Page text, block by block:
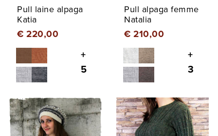
Pull laine alpaga
Katia
€ 220,00
+
5
Pull alpaga femme
Natalia
€ 210,00
+
3